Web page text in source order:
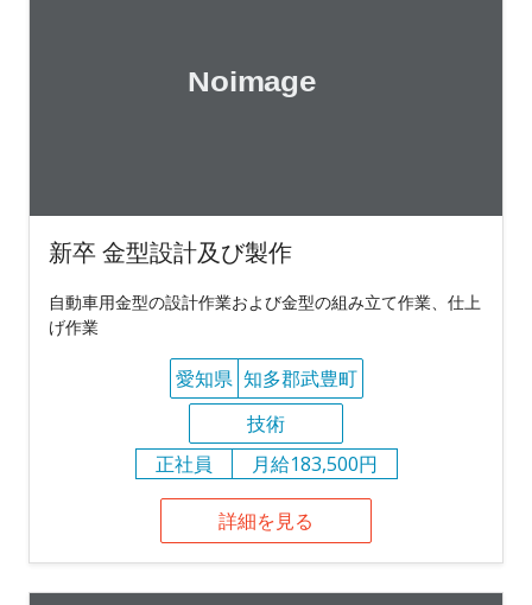
新卒 金型設計及び製作
自動車用金型の設計作業および金型の組み立て作業、仕上
げ作業
愛知県 知多郡武豊町
技術
正社員
月給183,500円
詳細を見る